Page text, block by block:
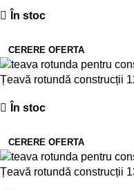
În stoc
CERERE OFERTA
Țeavă rotundă construcții
În stoc
CERERE OFERTA
Țeavă rotundă construcții